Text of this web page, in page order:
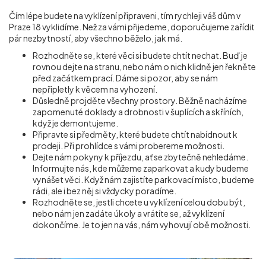
Čím lépe budete na vyklízení připraveni, tím rychleji váš dům v
Praze 18 vyklidíme. Než za vámi přijedeme, doporučujeme zařídit
pár nezbytností, aby všechno běželo, jak má.
Rozhodněte se, které věci si budete chtít nechat. Buď je
rovnou dejte na stranu, nebo nám o nich klidně jen řekněte
před začátkem prací. Dáme si pozor, aby se nám
nepřipletly k věcem na vyhození.
Důsledně projděte všechny prostory. Běžně nacházíme
zapomenuté doklady a drobnosti v šuplících a skříních,
když je demontujeme.
Připravte si předměty, které budete chtít nabídnout k
prodeji. Při prohlídce s vámi probereme možnosti.
Dejte nám pokyny k příjezdu, ať se zbytečně nehledáme.
Informujte nás, kde můžeme zaparkovat a kudy budeme
vynášet věci. Když nám zajistíte parkovací místo, budeme
rádi, ale i bez něj si vždycky poradíme.
Rozhodněte se, jestli chcete u vyklízení celou dobu být,
nebo nám jen zadáte úkoly a vrátíte se, až vyklízení
dokončíme. Je to jen na vás, nám vyhovují obě možnosti.